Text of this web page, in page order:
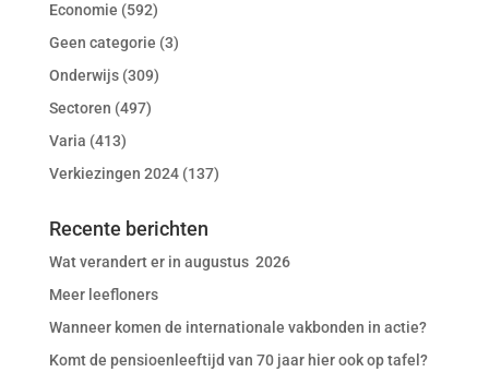
Economie (592)
Geen categorie (3)
Onderwijs(309)
Sectoren (497)
Varia (413)
Verkiezingen 2024(137)
Recente berichten
Wat verandert er in augustus 2026
Meer leefloners
Wanneer komen de internationale vakbonden in actie?
Komt de pensioenleeftijd van 70 jaar hier ook op tafel?